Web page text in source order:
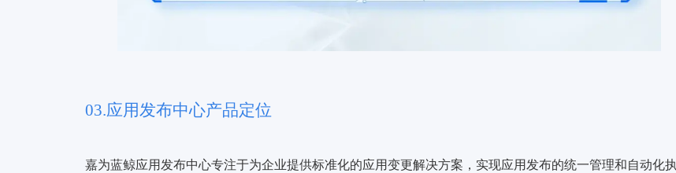
03.应用发布中心产品定位
嘉为蓝鲸应用发布中心专注于为企业提供标准化的应用变更解决方案，实现应用发布的统一管理和自动化执